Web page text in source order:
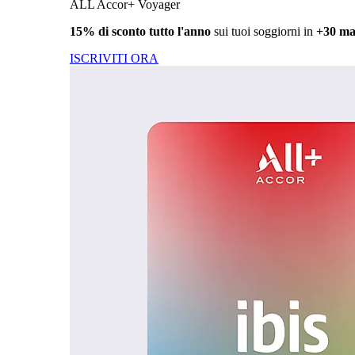
ALL Accor+ Voyager
15% di sconto tutto l'anno sui tuoi soggiorni in +30
ISCRIVITI ORA